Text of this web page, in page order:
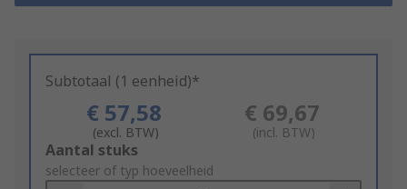
Subtotaal (1 eenheid)*
€ 57,58
(excl. BTW)
€ 69,67
(incl. BTW)
Add
to
Aantal stuks
selecteer of typ hoeveelheid